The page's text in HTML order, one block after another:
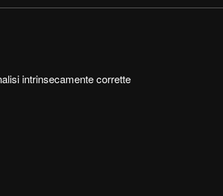
intrinsecamente corrette